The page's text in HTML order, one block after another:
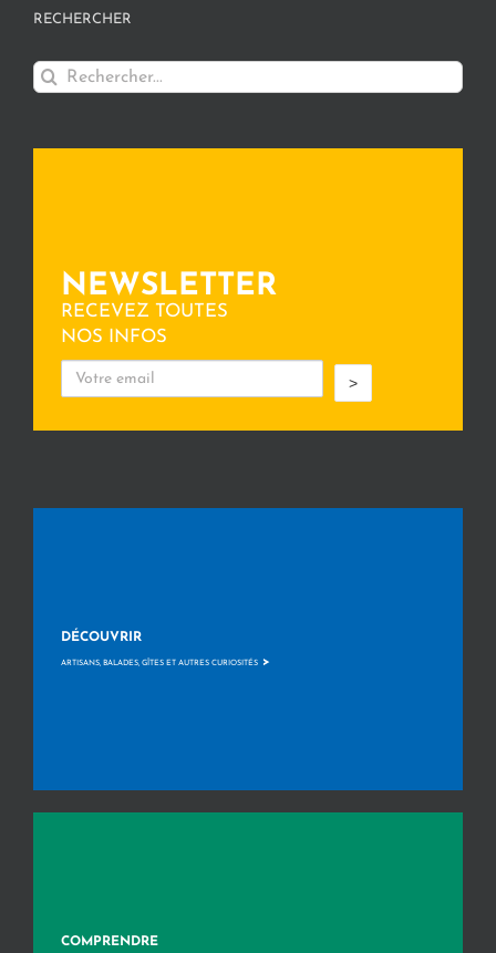
RECHERCHER
Rechercher:
NEWSLETTER
RECEVEZ TOUTES
NOS INFOS
>
DÉCOUVRIR
ARTISANS, BALADES, GÎTES ET AUTRES CURIOSITÉS >
COMPRENDRE